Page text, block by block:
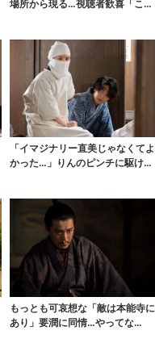
場所から現る…視聴者歓喜「こん
「イマジナリー直美じゃなくてよ
かった…」りんのピンチに駆けつ
もっとも可哀想な「敵は本能寺に
あり」要潤に同情…やってな